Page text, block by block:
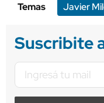
Temas
Javier
Suscribite